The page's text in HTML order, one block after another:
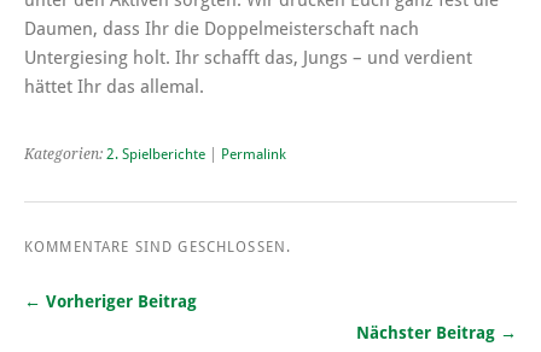
Daumen, dass Ihr die Doppelmeisterschaft nach
Untergiesing holt. Ihr schafft das, Jungs – und verdient
hättet Ihr das allemal.
Kategorien: 2. Spielberichte Permalink
KOMMENTARE SIND GESCHLOSSEN.
← Vorheriger Beitrag
Nächster Beitrag →